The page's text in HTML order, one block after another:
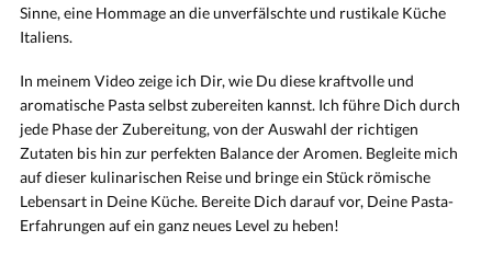
Sinne, eine Hommage an die unverfälschte und rustikale Küche
Italiens.
In meinem Video zeige ich Dir, wie Du diese kraftvolle und
aromatische Pasta selbst zubereiten kannst. Ich führe Dich durch
jede Phase der Zubereitung, von der Auswahl der richtigen
Zutaten bis hin zur perfekten Balance der Aromen. Begleite mich
auf dieser kulinarischen Reise und bringe ein Stück römische
Lebensart in Deine Küche. Bereite Dich darauf vor, Deine Pasta-
Erfahrungen auf ein ganz neues Level zu heben!